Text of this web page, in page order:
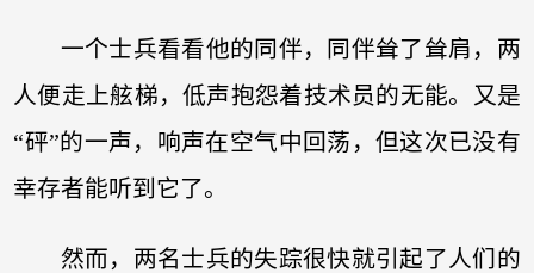
一个士兵看看他的同伴，同伴耸了耸肩，两
人便走上舷梯，低声抱怨着技术员的无能。又是
“砰”的一声，响声在空气中回荡，但这次已没有
幸存者能听到它了。
然而，两名士兵的失踪很快就引起了人们的